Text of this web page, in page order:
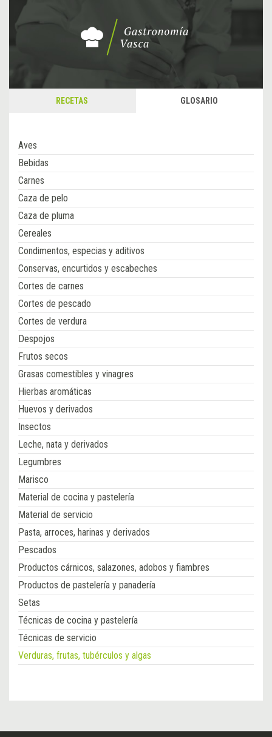
RECETAS GLOSARIO
Aves
Bebidas
Carnes
Caza de pelo
Caza de pluma
Cereales
Condimentos, especias y aditivos
Conservas, encurtidos y escabeches
Cortes de carnes
Cortes de pescado
Cortes de verdura
Despojos
Frutos secos
Grasas comestibles y vinagres
Hierbas aromáticas
Huevos y derivados
Insectos
Leche, nata y derivados
Legumbres
Marisco
Material de cocina y pastelería
Material de servicio
Pasta, arroces, harinas y derivados
Pescados
Productos cárnicos, salazones, adobos y fiambres
Productos de pastelería y panadería
Setas
Técnicas de cocina y pastelería
Técnicas de servicio
Verduras, frutas, tubérculos y algas